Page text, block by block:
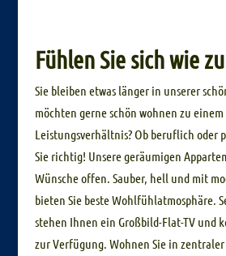
Fühlen Sie sich wie
Sie bleiben etwas länger in unserer
möchten gerne schön wohnen zu
Leistungsverhältnis? Ob beruflich oder
Sie richtig! Unsere geräumigen
Wünsche offen. Sauber, hell und mit
bieten Sie beste Wohlfühlatmosphäre.
stehen Ihnen ein Großbild-Flat-TV und
zur Verfügung. Wohnen Sie in